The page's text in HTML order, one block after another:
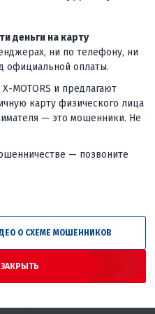
НА
тест. Пожалуйста,
деньги на карту
ни по телефону, ни
официальной оплаты.
MOTORS и предлагают
карту физического лица
— это мошенники. Не
— позвоните
О СХЕМЕ МОШЕННИКОВ